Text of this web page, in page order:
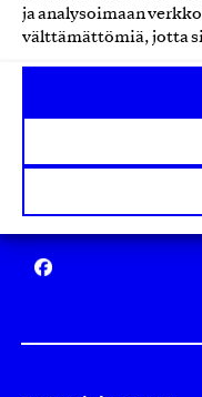
ja analysoimaan
välttämättömiä, jotta
Yhteiskunnallinen